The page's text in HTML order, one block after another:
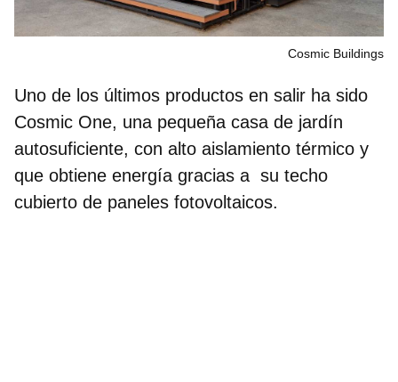
Cosmic Buildings
Uno de los últimos productos en salir ha sido
Cosmic One, una pequeña casa de jardín
autosuficiente, con alto aislamiento térmico y
que obtiene energía gracias a su techo
cubierto de paneles fotovoltaicos.